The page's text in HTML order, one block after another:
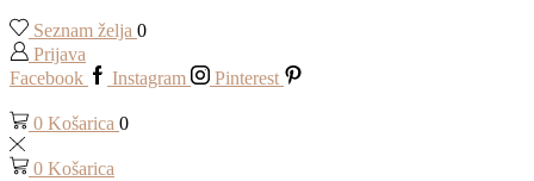
Seznam želja 0
Prijava
Facebook
Instagram Pinterest
0 Košarica 0
0 Košarica